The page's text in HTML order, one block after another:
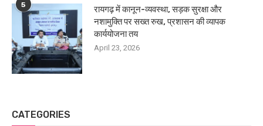
5
रायगढ़ में कानून-व्यवस्था, सड़क सुरक्षा और
नशामुक्ति पर सख्त रुख, प्रशासन की व्यापक
कार्ययोजना तय
April 23, 2026
CATEGORIES